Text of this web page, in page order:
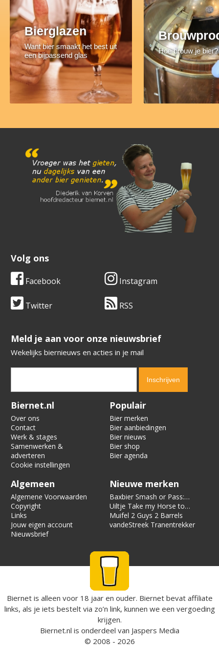
Bierglazen
Want bier smaakt het best uit
een bijpassend glas
Hoe brouw je bier?
Volg ons
Facebook Instagram
Twitter RSS
​​​​​​​Meld je aan voor onze nieuwsbrief
Wekelijks biernieuws en acties in je mail
Verification code:
Biernet.nl
Over ons
Contact
Werk & stages
Samenwerken &
adverteren
Cookie instellingen
Populair
Bier merken
Bier aanbiedingen
Bier nieuws
Bier shop
Bier agenda
Algemeen
Algemene Voorwaarden
Copyright
Links
Jouw eigen account
Nieuwsbrief
Nieuwe merken
Baxbier Smash or Pass:
Strata
Uiltje Take my Horse to
the Hotel Room
Muifel 2 Guys 2 Barrels
vandeStreek Tranentrekker
Biernet is alleen voor 18 jaar en ouder. Biernet bevat affiliate
links, als je iets bestelt via zo’n link, kunnen we een vergoeding
krijgen.
Biernet.nl is onderdeel van Jaspers Media
© 2008 - 2026